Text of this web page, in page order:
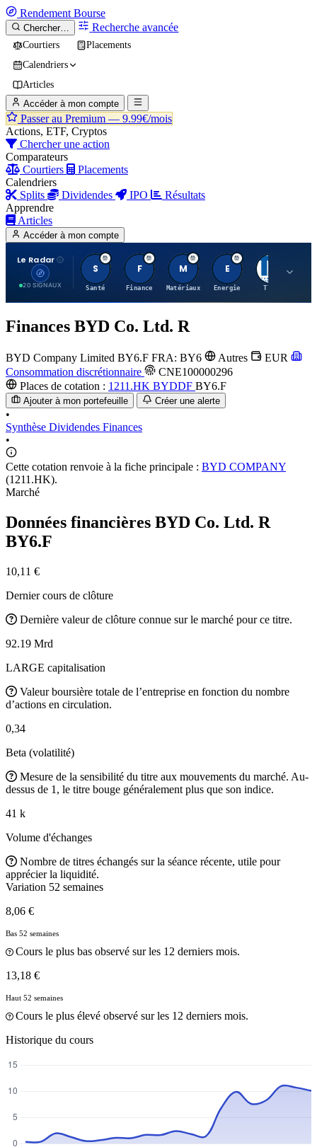
Rendement Bourse
Chercher… Recherche avancée
Courtiers
Placements
Calendriers
Articles
Accéder à mon compte
Passer au Premium — 9.99€/mois
Actions, ETF, Cryptos
Chercher une action
Comparateurs
Courtiers
Placements
Calendriers
Splits
Dividendes IPO
Résultats
Apprendre
Articles
Accéder à mon compte
Le Radar
20 SIGNAUX
S
Santé
F
Finance
M
Matériaux
E
Energie TTWO
Finances BYD Co. Ltd. R
BYD Company Limited BY6.F FRA: BY6 Autres
EUR
Consommation discrétionnaire
CNE100000296
Places de cotation : 1211.HK BYDDF BY6.F
Ajouter à mon portefeuille Créer une alerte
•
Synthèse Dividendes Finances
•
Cette cotation renvoie à la fiche principale : BYD COMPANY
(1211.HK).
Marché
Données financières BYD Co. Ltd. R
BY6.F
10,11 €
Dernier cours de clôture
Dernière valeur de clôture connue sur le marché pour ce titre.
92.19 Mrd
LARGE capitalisation
Valeur boursière totale de l’entreprise en fonction du nombre
d’actions en circulation.
0,34
Beta (volatilité)
Mesure de la sensibilité du titre aux mouvements du marché. Au-
dessus de 1, le titre bouge généralement plus que son indice.
41 k
Volume d'échanges
Nombre de titres échangés sur la séance récente, utile pour
apprécier la liquidité.
Variation 52 semaines
8,06 €
Bas 52 semaines
Cours le plus bas observé sur les 12 derniers mois.
13,18 €
Haut 52 semaines
Cours le plus élevé observé sur les 12 derniers mois.
Historique du cours